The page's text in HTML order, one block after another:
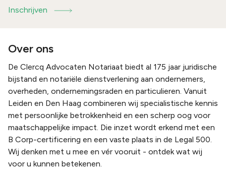
Inschrijven
Over ons
De Clercq Advocaten Notariaat biedt al 175 jaar juridische
bijstand en notariële dienstverlening aan ondernemers,
overheden, ondernemingsraden en particulieren. Vanuit
Leiden en Den Haag combineren wij specialistische kennis
met persoonlijke betrokkenheid en een scherp oog voor
maatschappelijke impact. Die inzet wordt erkend met een
B Corp-certificering en een vaste plaats in de Legal 500.
Wij denken met u mee en vér vooruit - ontdek wat wij
voor u kunnen betekenen.